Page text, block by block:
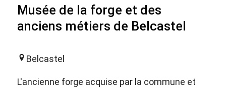
Musée de la forge et des
anciens métiers de Belcastel
Belcastel
L'ancienne forge acquise par la commune et